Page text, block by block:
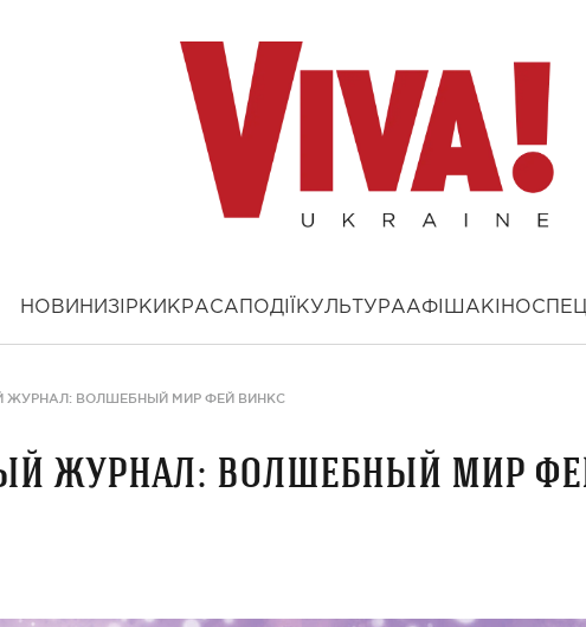
НОВИНИ ЗІРКИ КРАСА ПОДІЇ КУЛЬТУРААФІША КІНО
ЖУРНАЛ: ВОЛШЕБНЫЙ МИР ФЕЙ ВИНКС
журнал: волшебный мир